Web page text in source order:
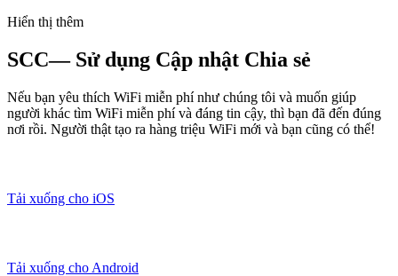
Hiển thị thêm
SCC— Sử dụng Cập nhật Chia sẻ
Nếu bạn yêu thích WiFi miễn phí như chúng tôi và muốn giúp
người khác tìm WiFi miễn phí và đáng tin cậy, thì bạn đã đến đúng
nơi rồi. Người thật tạo ra hàng triệu WiFi mới và bạn cũng có thể!
Tải xuống cho iOS
Tải xuống cho Android